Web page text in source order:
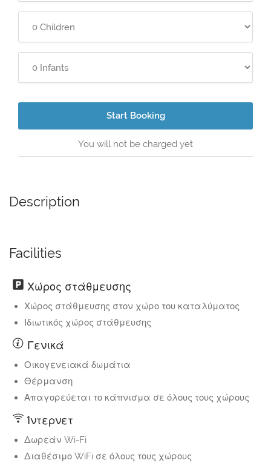
Start Booking
You will not be charged yet
Description
Facilities
Χώρος στάθμευσης
Χώρος στάθμευσης στον χώρο του καταλύματος
Ιδιωτικός χώρος στάθμευσης
Γενικά
Οικογενειακά δωμάτια
Θέρμανση
Απαγορεύεται το κάπνισμα σε όλους τους χώρους
Ίντερνετ
Δωρεάν Wi-Fi
Διαθέσιμο WiFi σε όλους τους χώρους